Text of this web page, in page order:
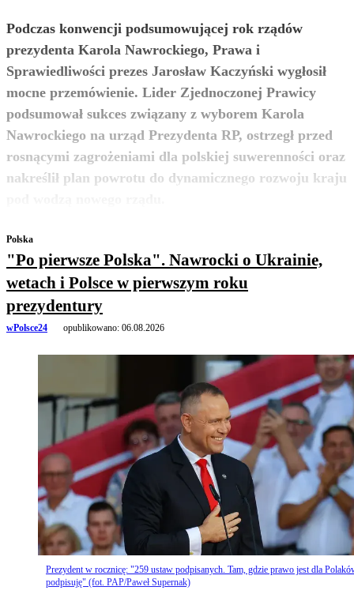
Podczas konwencji podsumowującej rok rządów
prezydenta Karola Nawrockiego, Prawa i
Sprawiedliwości prezes Jarosław Kaczyński wygłosił
mocne przemówienie. Lider Zjednoczonej Prawicy
podsumował sukces związany z wyborem Karola
Nawrockiego na urząd Prezydenta RP, ostrzegł przed
rosnącymi zagrożeniami dla polskiej suwerenności oraz
nakreślił plan powrotu do dynamicznego rozwoju kraju
zobacz więcej
Polska
"Po pierwsze Polska". Nawrocki o Ukrainie,
wetach i Polsce w pierwszym roku
prezydentury
wPolsce24 opublikowano: 06.08.2026
Prezydent w rocznicę: "259 ustaw podpisanych. Tam, gdzie prawo jest dla
podpisuję" (fot. PAP/Paweł Supernak)